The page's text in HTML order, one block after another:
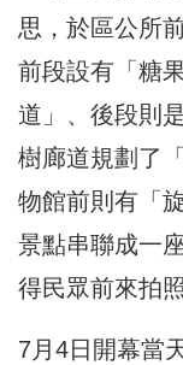
思，於區公所
前段設有「糖
道」、後段則
樹廊道規劃了
物館前則有「
景點串聯成一
得民眾前來拍
7月4日開幕當